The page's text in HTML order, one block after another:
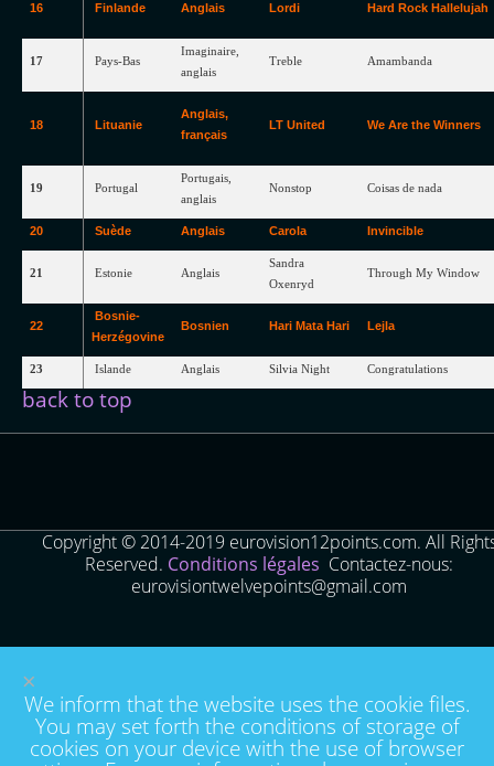
16 Finlande Anglais Lordi Hard Rock Hallelujah
17 Pays-Bas
Imaginaire
anglais
Treble Amambanda
18 Lituanie
Anglais,
français
LT United We Are theWinners
19 Portugal
Portugais
anglais
Nonstop Coisas denada
20 Suède Anglais Carola Invincible
21 Estonie Anglais
Sandra
Oxenryd
Through My Window
22
Bosnie-
Herzégovine
Bosnien Hari Mata Hari Lejla
23 Islande Anglais Silvia Night Congratulations
back to top
Copyright © 2014-2019 eurovision12points.com. All
Reserved. Conditions légales Contactez-nous:
eurovisiontwelvepoints@gmail.com
×
We inform that the website uses the cookie files.
You may set forth the conditions of storage of
cookies on your device with the use of browser